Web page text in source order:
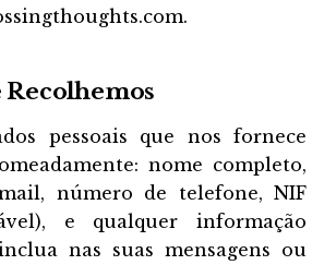
Recolhemos
pessoais que nos fornece
nome completo,
número de telefone, NIF
e qualquer informação
nas suas mensagens ou